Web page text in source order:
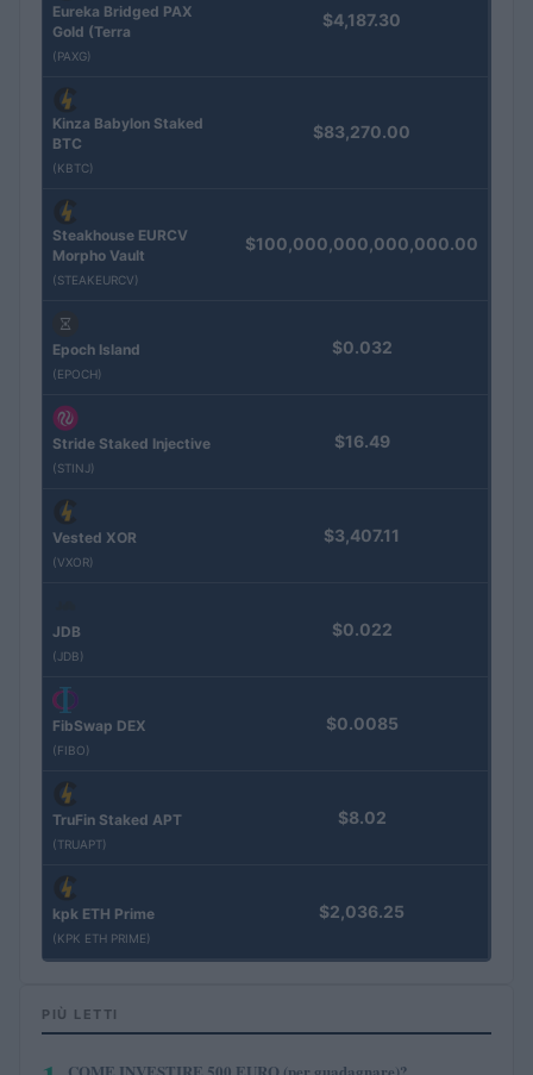
Eureka Bridged PAX
Gold (Terra
(PAXG)
$4,187.30
Kinza Babylon Staked
BTC
(KBTC)
$83,270.00
Steakhouse EURCV
Morpho Vault
(STEAKEURCV)
$100,000,000,000,000.00
Epoch Island
(EPOCH)
$0.032
Stride Staked Injective
(STINJ)
$16.49
Vested XOR
(VXOR)
$3,407.11
JDB
(JDB)
$0.022
FibSwap DEX
(FIBO)
$0.0085
TruFin Staked APT
(TRUAPT)
$8.02
kpk ETH Prime
(KPK ETH PRIME)
$2,036.25
PIÙ LETTI
COME INVESTIRE 500 EURO (per guadagnare)?